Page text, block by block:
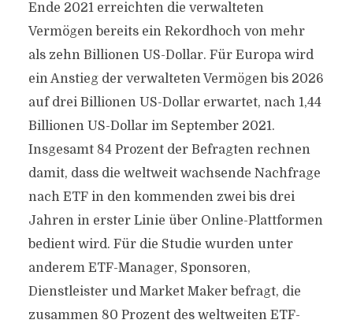
Ende 2021 erreichten die verwalteten
Vermögen bereits ein Rekordhoch von mehr
als zehn Billionen US-Dollar. Für Europa wird
ein Anstieg der verwalteten Vermögen bis 2026
auf drei Billionen US-Dollar erwartet, nach 1,44
Billionen US-Dollar im September 2021.
Insgesamt 84 Prozent der Befragten rechnen
damit, dass die weltweit wachsende Nachfrage
nach ETF in den kommenden zwei bis drei
Jahren in erster Linie über Online-Plattformen
bedient wird. Für die Studie wurden unter
anderem ETF-Manager, Sponsoren,
Dienstleister und Market Maker befragt, die
zusammen 80 Prozent des weltweiten ETF-